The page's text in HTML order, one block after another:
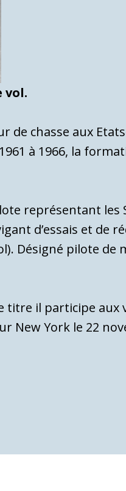
vol.
de chasse aux
à 1966, la
représentant les
d’essais et de
Désigné pilote de
titre il participe aux
New York le 22